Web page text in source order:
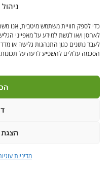
לאחסן ו/או לגשת למידע על מאפייני
לעבד נתונים כגון התנהגות גלישה או
הסכמה עלולים להשפיע לרעה על
מדיניות
לאנץ' טיים – ארוחות צהריים
© כל הזכויות שמורות לאנץ'
טיים 2021